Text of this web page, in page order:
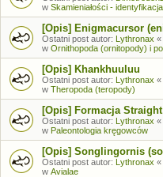
w Skamieniałości - identyfikacja
[Opis] Enigmacursor
Ostatni post autor: Lythronax «
w Ornithopoda (ornitopody) i
[Opis] Khankhuuluu
Ostatni post autor: Lythronax «
w Theropoda (teropody)
[Opis] Formacja
Ostatni post autor: Lythronax «
w Paleontologia kręgowców
[Opis] Songlingornis
Ostatni post autor: Lythronax «
w Avialae